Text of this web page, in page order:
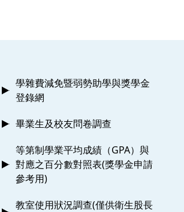
學雜費減免暨弱勢助學與獎學金
登錄網
畢業生及校友問卷調查
等第制學業平均成績（GPA）與
對應之百分數對照表(獎學金申請
參考用)
教室使用狀況調查(僅供衛生股長